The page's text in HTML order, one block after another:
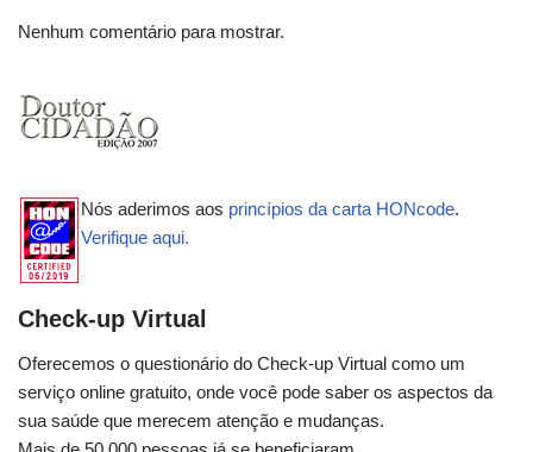
Nenhum comentário para mostrar.
Nós aderimos aos princípios da carta HONcode.
Verifique aqui.
Check-up Virtual
Oferecemos o questionário do Check-up Virtual como um
serviço online gratuito, onde você pode saber os aspectos da
sua saúde que merecem atenção e mudanças.